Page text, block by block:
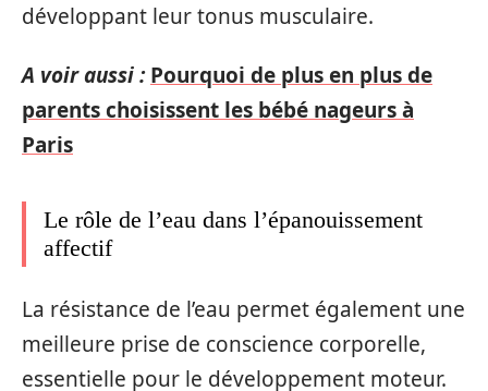
développant leur tonus musculaire.
A voir aussi : Pourquoi de plus en plus de
parents choisissent les bébé nageurs à
Paris
Le rôle de l’eau dans l’épanouissement
affectif
La résistance de l’eau permet également une
meilleure prise de conscience corporelle,
essentielle pour le développement moteur.